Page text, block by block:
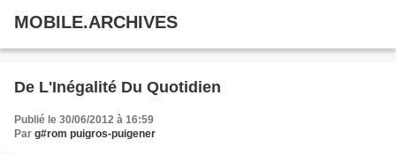
MOBILE.ARCHIVES
De L'Inégalité Du Quotidien
Publié le 30/06/2012 à 16:59
Par g#rom puigros-puigener